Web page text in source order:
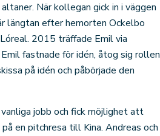
När kollegan gick in i väggen
längtan efter hemorten Ockelbo
2015 träffade Emil via
fastnade för idén, åtog sig rollen
på idén och påbörjade den
jobb och fick möjlighet att
en pitchresa till Kina. Andreas och